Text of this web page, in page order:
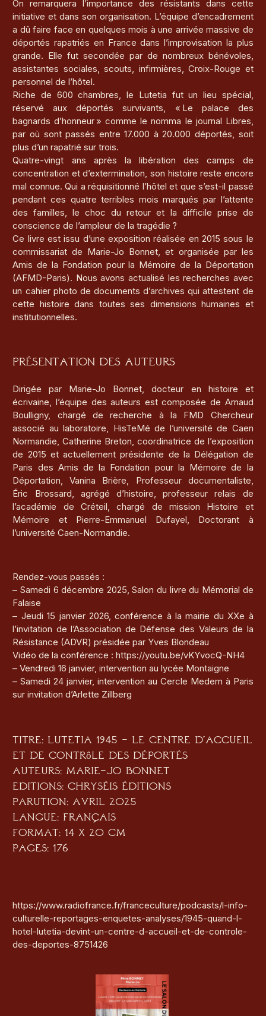
On remarquera l’importance des résistants dans cette
initiative et dans son organisation. L’équipe d’encadrement
a dû faire face en quelques mois à une arrivée massive de
déportés rapatriés en France dans l’improvisation la plus
grande. Elle fut secondée par de nombreux bénévoles,
assistantes sociales, scouts, infirmières, Croix-Rouge et
personnel de l’hôtel.
Riche de 600 chambres, le Lutetia fut un lieu spécial,
réservé aux déportés survivants, « Le palace des
bagnards d’honneur » comme le nomma le journal Libres,
par où sont passés entre 17.000 à 20.000 déportés, soit
plus d’un rapatrié sur trois.
Quatre-vingt ans après la libération des camps de
concentration et d’extermination, son histoire reste encore
mal connue. Qui a réquisitionné l’hôtel et que s’est-il passé
pendant ces quatre terribles mois marqués par l’attente
des familles, le choc du retour et la difficile prise de
conscience de l’ampleur de la tragédie ?
Ce livre est issu d’une exposition réalisée en 2015 sous le
commissariat de Marie-Jo Bonnet, et organisée par les
Amis de la Fondation pour la Mémoire de la Déportation
(AFMD-Paris). Nous avons actualisé les recherches avec
un cahier photo de documents d’archives qui attestent de
cette histoire dans toutes ses dimensions humaines et
institutionnelles.
Présentation des auteurs
Dirigée par Marie-Jo Bonnet, docteur en histoire et
écrivaine, l’équipe des auteurs est composée de Arnaud
Boulligny, chargé de recherche à la FMD Chercheur
associé au laboratoire, HisTeMé de l’université de Caen
Normandie, Catherine Breton, coordinatrice de l’exposition
de 2015 et actuellement présidente de la Délégation de
Paris des Amis de la Fondation pour la Mémoire de la
Déportation, Vanina Brière, Professeur documentaliste,
Éric Brossard, agrégé d’histoire, professeur relais de
l’académie de Créteil, chargé de mission Histoire et
Mémoire et Pierre-Emmanuel Dufayel, Doctorant à
l’université Caen-Normandie.
Rendez-vous passés :
– Samedi 6 décembre 2025, Salon du livre du Mémorial de
Falaise
– Jeudi 15 janvier 2026, conférence à la mairie du XXe à
l’invitation de l’Association de Défense des Valeurs de la
Résistance (ADVR) présidée par Yves Blondeau
Vidéo de la conférence :https://youtu.be/vKYvocQ-NH4
– Vendredi 16 janvier, intervention au lycée Montaigne
– Samedi 24 janvier, intervention au Cercle Medem à Paris
sur invitation d’Arlette Zillberg
Titre: Lutetia 1945 – Le Centre d’accueil
et de contrôle des déportés
Auteurs: Marie-Jo Bonnet
Editions: Chryséis éditions
Parution: Avril 2025
Langue: Français
Format: 14 x 20 cm
Pages: 176
https://www.radiofrance.fr/franceculture/podcasts/l-info-
culturelle-reportages-enquetes-analyses/1945-quand-l-
hotel-lutetia-devint-un-centre-d-accueil-et-de-controle-
des-deportes-8751426